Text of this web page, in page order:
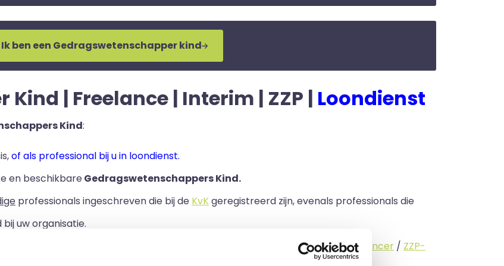
Ik ben een Gedragswetenschapper kind
| Freelance | Interim | ZZP | Loondienst
Kind:
of als professional bij u in loondienst.
en beschikbareGedragswetenschappers Kind.
professionals ingeschreven die bij de KvKgeregistreerd zijn, evenals professionals die
uw organisatie.
interimmer/freelancer / ZZP-